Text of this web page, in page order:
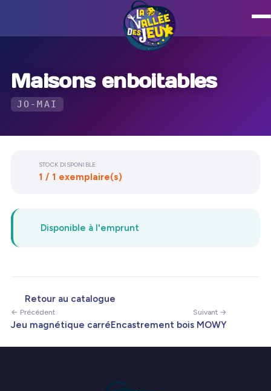
Maisons enboitables
JO-MAI
STOCK DISPONIBLE
1 / 1 exemplaire(s)
Disponible à l'emprunt
Retour au catalogue
← Précédent
Jeu magnétique carré
Suivant →
Encastrement bois MOWY